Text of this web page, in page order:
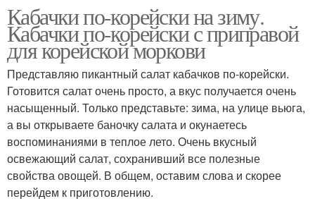
Кабачки по-корейски на зиму.
Кабачки по-корейски с приправой
для корейской моркови
Представляю пикантный салат кабачков по-корейски.
Готовится салат очень просто, а вкус получается очень
насыщенный. Только представьте: зима, на улице вьюга,
а вы открываете баночку салата и окунаетесь
воспоминаниями в теплое лето. Очень вкусный
освежающий салат, сохранивший все полезные
свойства овощей. В общем, оставим слова и скорее
перейдем к приготовлению.